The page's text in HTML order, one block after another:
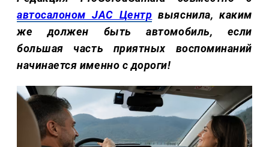
автосалоном JAC Центр выяснила, каким
же должен быть автомобиль, если
большая часть приятных воспоминаний
начинается именно с дороги!